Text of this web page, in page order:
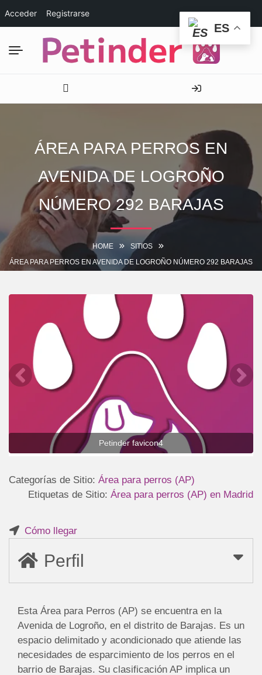
Acceder Registrarse
ÁREA PARA PERROS EN
AVENIDA DE LOGROÑO
NÚMERO 292 BARAJAS
HOME
SITIOS
ÁREA PARA PERROS EN AVENIDA DE LOGROÑO NÚMERO 292 BARAJAS
Petinder favicon4
Categorías de Sitio: Área para perros (AP)
Etiquetas de Sitio: Área para perros (AP) en Madrid
Cómo llegar
Perfil
Esta Área para Perros (AP) se encuentra en la
Avenida de Logroño, en el distrito de Barajas. Es un
espacio delimitado y acondicionado que atiende las
necesidades de esparcimiento de los perros en el
barrio de Barajas. Su clasificación AP implica un
ES